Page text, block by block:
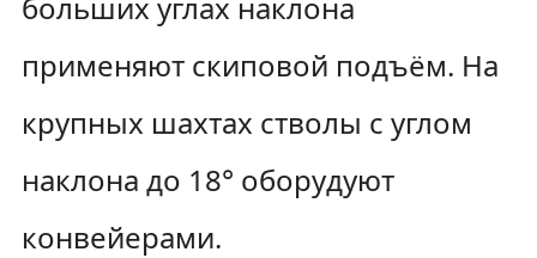
применяют скиповой подъём. На
крупных шахтах стволы с углом
наклона до 18° оборудуют
конвейерами.